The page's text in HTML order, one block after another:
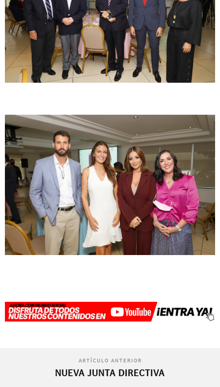
ARTÍCULO ANTERIOR
NUEVA JUNTA DIRECTIVA